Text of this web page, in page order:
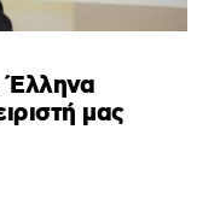
Έλληνα
μας